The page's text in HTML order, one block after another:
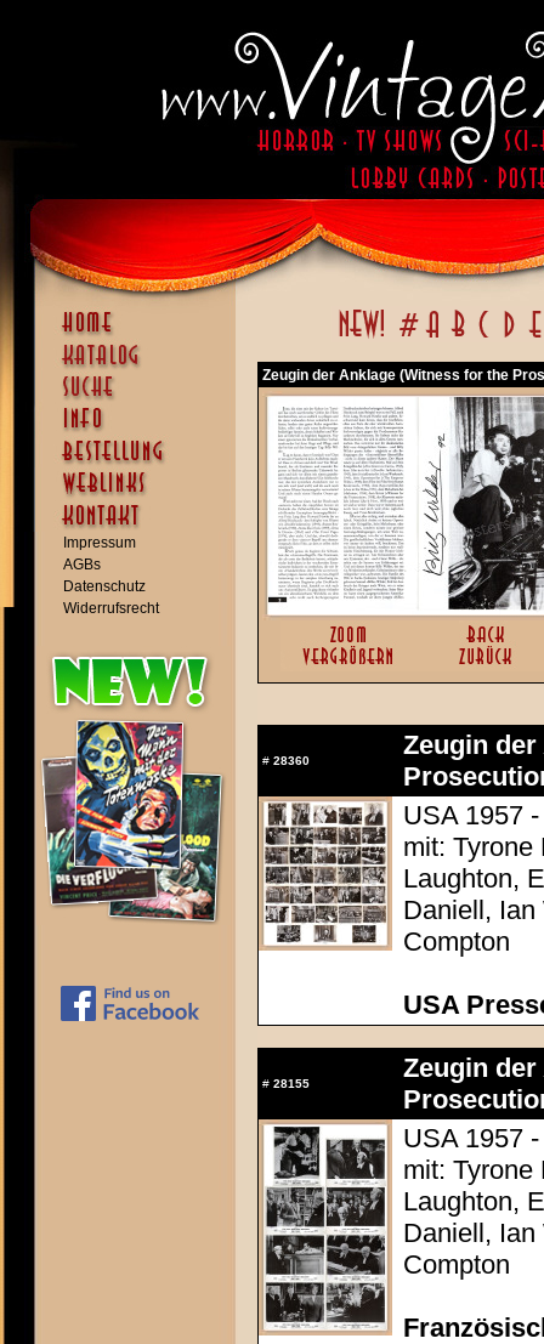
Impressum
AGBs
Datenschutz
Widerrufsrecht
Zeugin der Anklage (Witness for the
# 28360
Zeugin
USA 1957
mit: Tyrone
Laughton,
Daniell, Ian
Compton
USA
# 28155
Zeugin
USA 1957
mit: Tyrone
Laughton,
Daniell, Ian
Compton